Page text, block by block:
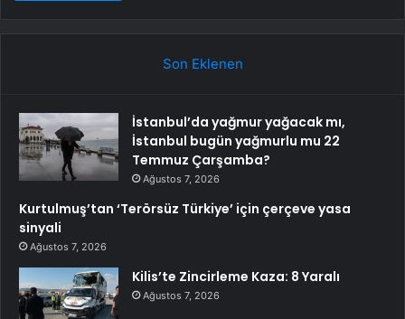
Son Eklenen
İstanbul’da yağmur yağacak mı,
İstanbul bugün yağmurlu mu 22
Temmuz Çarşamba?
Ağustos 7, 2026
Kurtulmuş’tan ‘Terörsüz Türkiye’ için çerçeve yasa
sinyali
Ağustos 7, 2026
Kilis’te Zincirleme Kaza: 8 Yaralı
Ağustos 7, 2026